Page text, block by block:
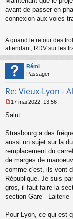
n
u
avant de passer en
connexion aux voies
A quand le retour des
attendant, RDV sur les
Rémi
Passager
Re: Vieux-Lyon -
e
s
g
e
n
o
n
u
17 mai 2022, 13:56
Salut
Strasbourg a des
aussi un sujet sur la
remplacement du
de marges de
comme c'est, ils vont
République. Je suis
gros, il faut faire la
section Gare - Laiterie
Pour Lyon, ce qui est